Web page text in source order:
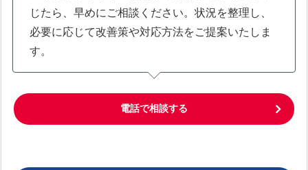
じたら、早めにご相談ください。状況を整理し、
必要に応じて改善策や対応方法をご提案いたしま
す。
電話で相談する